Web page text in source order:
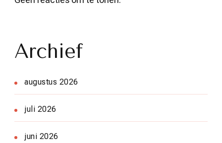
Archief
augustus 2026
juli 2026
juni 2026